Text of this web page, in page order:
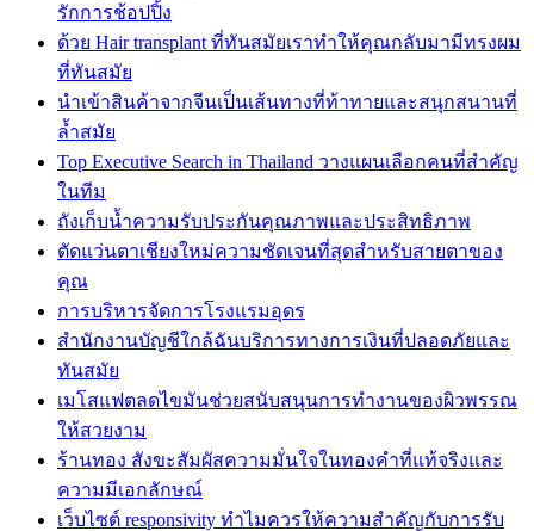
รักการช้อปปิ้ง
ด้วย Hair transplant ที่ทันสมัยเราทำให้คุณกลับมามีทรงผม
ที่ทันสมัย
นำเข้าสินค้าจากจีนเป็นเส้นทางที่ท้าทายและสนุกสนานที่
ล้ำสมัย
Top Executive Search in Thailand วางแผนเลือกคนที่สำคัญ
ในทีม
ถังเก็บน้ำความรับประกันคุณภาพและประสิทธิภาพ
ตัดแว่นตาเชียงใหม่ความชัดเจนที่สุดสำหรับสายตาของ
คุณ
การบริหารจัดการโรงแรมอุดร
สำนักงานบัญชีใกล้ฉันบริการทางการเงินที่ปลอดภัยและ
ทันสมัย
เมโสแฟตลดไขมันช่วยสนับสนุนการทำงานของผิวพรรณ
ให้สวยงาม
ร้านทอง สังขะสัมผัสความมั่นใจในทองคำที่แท้จริงและ
ความมีเอกลักษณ์
เว็บไซต์ responsivity ทำไมควรให้ความสำคัญกับการรับ